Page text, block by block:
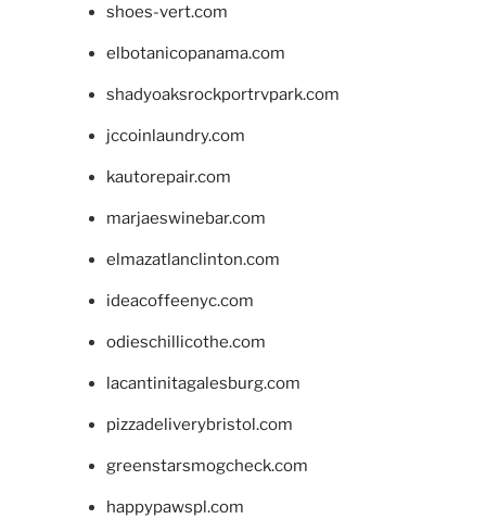
shoes-vert.com
elbotanicopanama.com
shadyoaksrockportrvpark.com
jccoinlaundry.com
kautorepair.com
marjaeswinebar.com
elmazatlanclinton.com
ideacoffeenyc.com
odieschillicothe.com
lacantinitagalesburg.com
pizzadeliverybristol.com
greenstarsmogcheck.com
happypawspl.com